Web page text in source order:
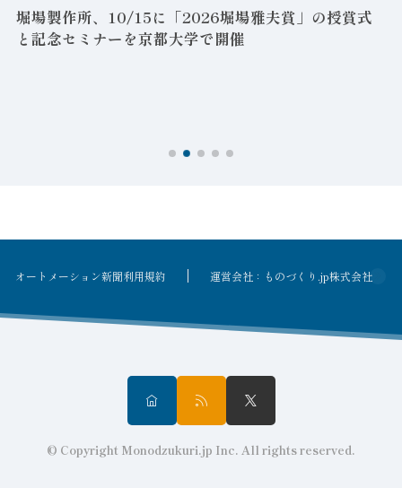
堀場製作所、10/15に「2026堀場雅夫賞」の授賞式
と記念セミナーを京都大学で開催
オートメーション新聞利用規約 運営会社：ものづくり.jp株式会社
© Copyright Monodzukuri.jp Inc. All rights reserved.